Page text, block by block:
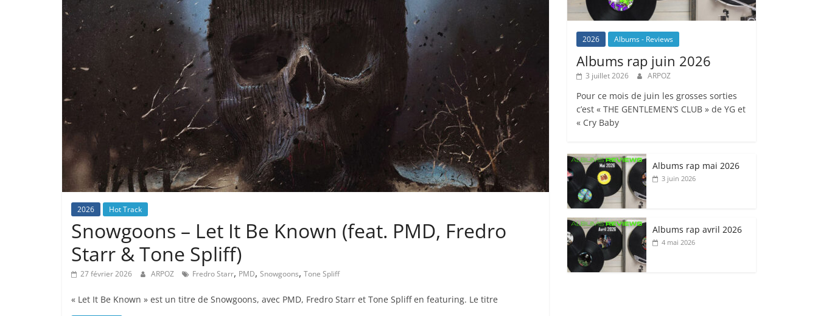
2026 Hot Track
Snowgoons – Let It Be Known (feat. PMD, Fredro
Starr & Tone Spliff)
27 février 2026 ARPOZ Fredro Starr, PMD, Snowgoons, Tone Spliff
« Let It Be Known » est un titre de Snowgoons, avec PMD, Fredro Starr et Tone Spliff en featuring. Le titre
2026 Albums - Reviews
Albums rap juin 2026
3 juillet 2026 ARPOZ
Pour ce mois de juin les grosses sorties
c’est « THE GENTLEMEN’S CLUB » de YG et
« Cry Baby
Albums rap mai 2026
3 juin 2026
Albums rap avril 2026
4 mai 2026